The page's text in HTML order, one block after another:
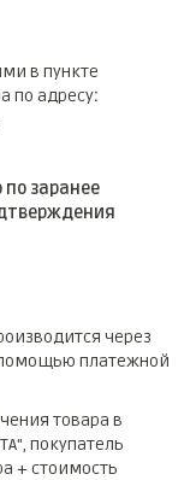
в пункте
по адресу:
по заранее
через
платежной
товара в
покупатель
+ стоимость